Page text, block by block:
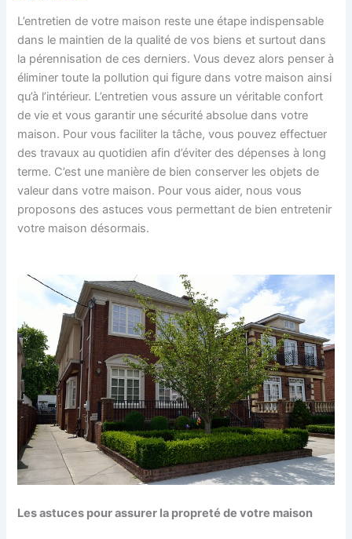
L’entretien de votre maison reste une étape indispensable
dans le maintien de la qualité de vos biens et surtout dans
la pérennisation de ces derniers. Vous devez alors penser à
éliminer toute la pollution qui figure dans votre maison ainsi
qu’à l’intérieur. L’entretien vous assure un véritable confort
de vie et vous garantir une sécurité absolue dans votre
maison. Pour vous faciliter la tâche, vous pouvez effectuer
des travaux au quotidien afin d’éviter des dépenses à long
terme. C’est une manière de bien conserver les objets de
valeur dans votre maison. Pour vous aider, nous vous
proposons des astuces vous permettant de bien entretenir
votre maison désormais.
Les astuces pour assurer la propreté de votre maison